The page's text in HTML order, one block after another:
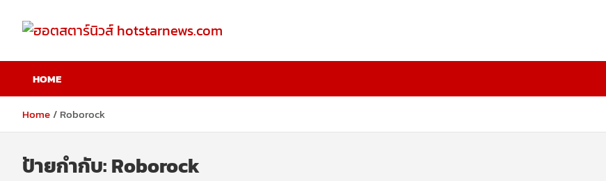
content
ฮอตสตาร์นิวส์
hotstarnews.com
HOME
Home Roborock
ป้ายกำกับ:Roborock